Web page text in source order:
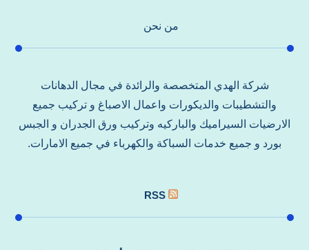
من نحن
شركة الهدي المتخصصة والرائدة في مجال الدهانات
والتشطيبات والديكورات واعمال الاصباغ و تركيب جميع
الارضيات السيراميك والباركيه وتركيب ورق الجدران و الجبس
بورد و جميع خدمات السباكة والكهرباء في جميع الامارات.
RSS